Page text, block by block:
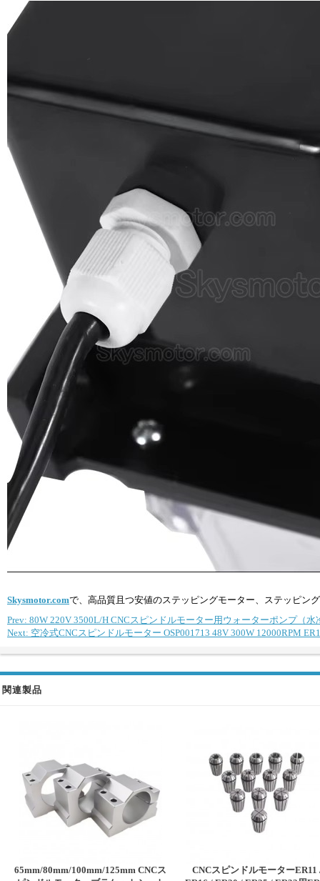
Skysmotor.comで、高品質且つ安値のステッピングモーター、ステッピン
Prev: 80W 220V 3500L/H CNCスピンドルモーター用ウォーターポンプ（
Next: 空冷式CNCスピンドルモーター OSP001713 48V 300W 12000RPM
関連製品
65mm/80mm/100mm/125mm CNCス
CNCスピンドルモーターER11